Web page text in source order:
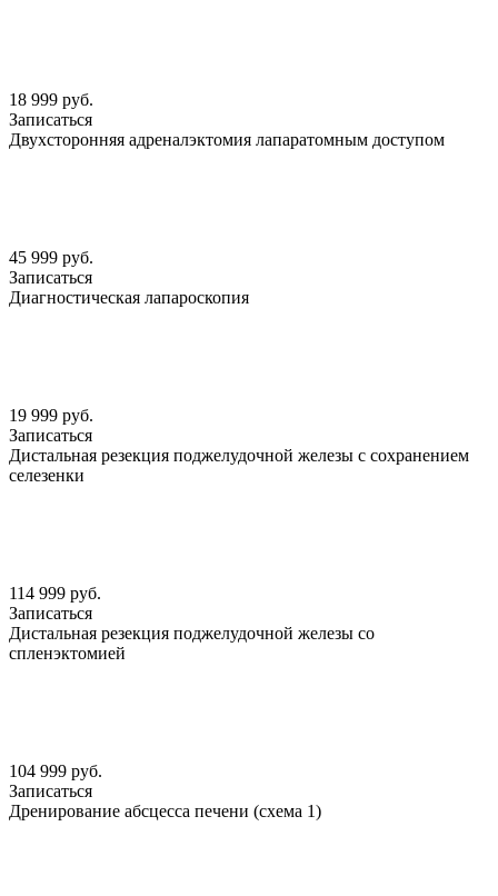
18 999 руб.
Записаться
Двухсторонняя адреналэктомия лапаратомным доступом
45 999 руб.
Записаться
Диагностическая лапароскопия
19 999 руб.
Записаться
Дистальная резекция поджелудочной железы с сохранением
селезенки
114 999 руб.
Записаться
Дистальная резекция поджелудочной железы со
спленэктомией
104 999 руб.
Записаться
Дренирование абсцесса печени (схема 1)